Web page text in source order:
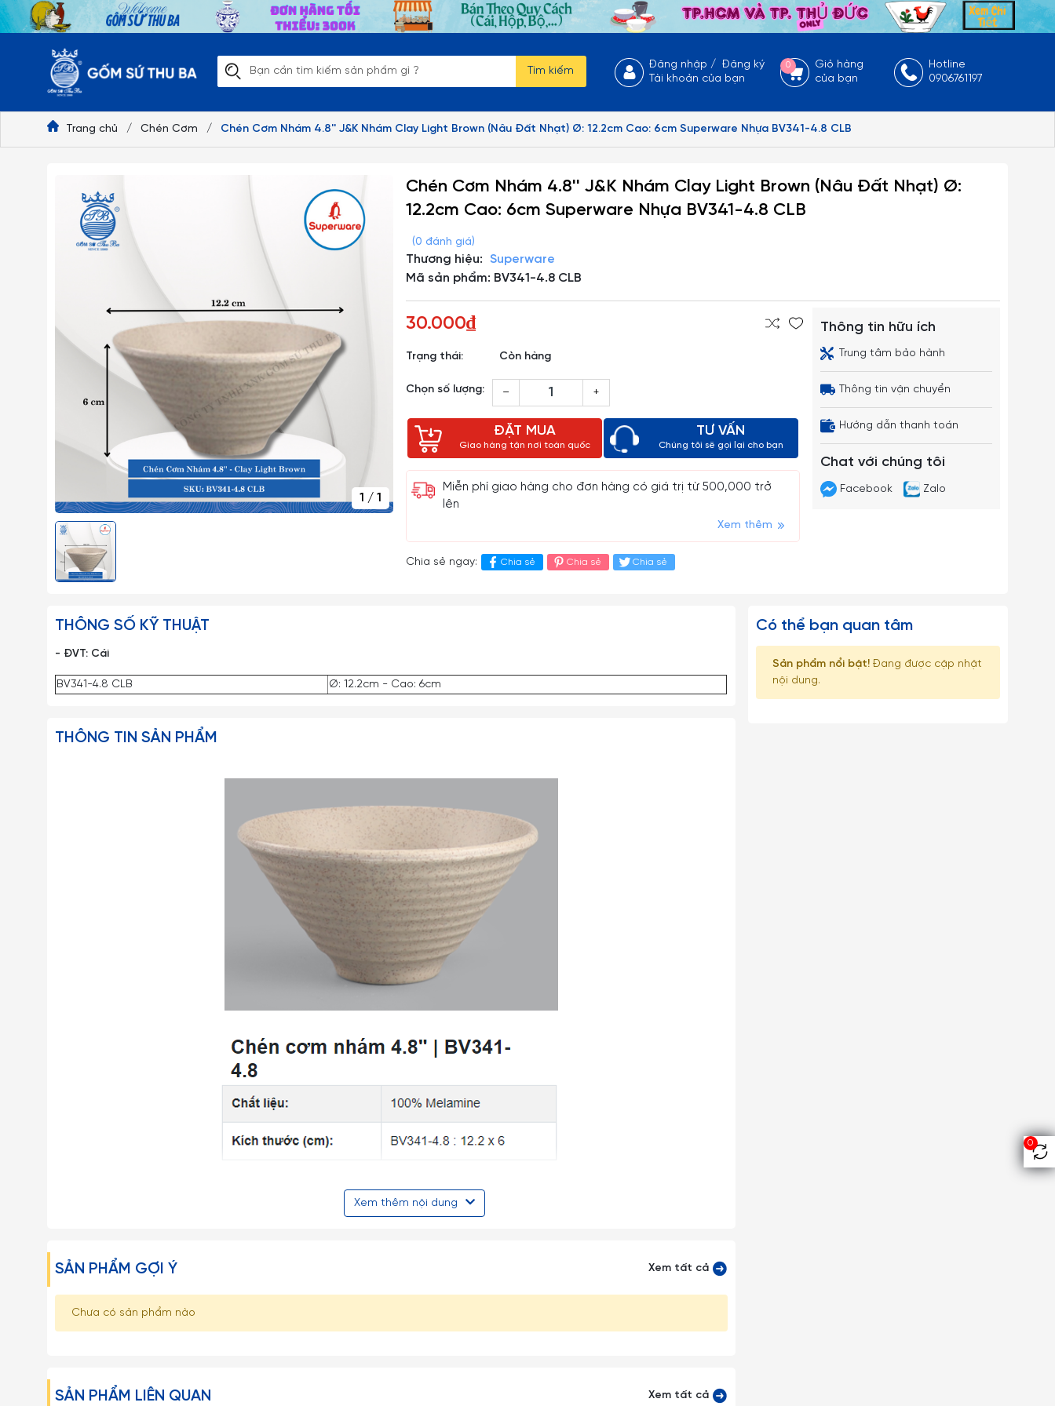
Tìm kiếm
Đăng nhập /Đăng ký
Tài khoản của bạn
0
Giỏ hàng
của bạn
Hotline
0906761197
0
Trang chủ / Chén Cơm / Chén Cơm Nhám 4.8'' J&K Nhám Clay Light Brown (Nâu Đất Nhạt) Ø: 12.2cm Cao: 6cm Superware Nhựa BV341-4.8 CLB
1 /1
Chén Cơm Nhám 4.8'' J&K Nhám Clay Light Brown (Nâu Đất Nhạt) Ø:
12.2cm Cao: 6cm Superware Nhựa BV341-4.8 CLB
(0 đánh giá)
Thương hiệu: Superware
Mã sản phẩm: BV341-4.8 CLB
30.000₫
Trạng thái: Còn hàng
Chọn số lượng: – +
ĐẶT MUA
Giao hàng tận nơi toàn quốc
TƯ VẤN
Chúng tôi sẽ gọi lại cho bạn
Miễn phí giao hàng cho đơn hàng có giá trị từ 500,000 trở
lên
Xem thêm
Chia sẻ ngay: Chia sẻ Chia sẻ Chia sẻ
Thông tin hữu ích
Trung tâm bảo hành
Thông tin vận chuyển
Hướng dẫn thanh toán
Chat với chúng tôi
Facebook Zalo
THÔNG SỐ KỸ THUẬT
- ĐVT: Cái
BV341-4.8 CLB Ø: 12.2cm - Cao: 6cm
THÔNG TIN SẢN PHẨM
Xem thêm nội dung
SẢN PHẨM GỢI Ý Xem tất cả
Chưa có sản phẩm nào
SẢN PHẨM LIÊN QUAN Xem tất cả
Có thể bạn quan tâm
Sản phẩm nổi bật!Đang được cập nhật
nội dung.